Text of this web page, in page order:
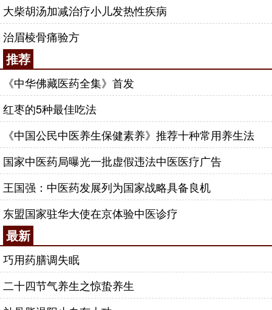
大柴胡汤加减治疗小儿发热性疾病
治眉棱骨痛验方
推荐
《中华佛藏医药全集》首发
红枣的5种最佳吃法
《中国公民中医养生保健素养》推荐十种常用养生法
国家中医药局曝光一批虚假违法中医医疗广告
王国强：中医药发展列为国家战略具备良机
东盟国家驻华大使在京体验中医诊疗
最新
巧用药膳调失眠
二十四节气养生之惊蛰养生